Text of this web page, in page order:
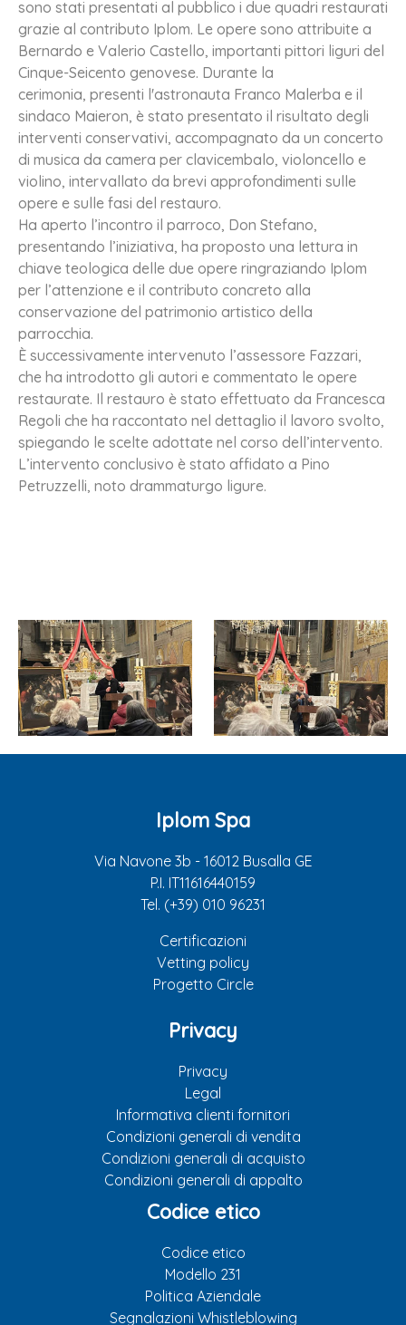
sono stati presentati al pubblico i due quadri restaurati
grazie al contributo Iplom. Le opere sono attribuite a
Bernardo e Valerio Castello, importanti pittori liguri del
Cinque-Seicento genovese. Durante la
cerimonia, presenti l'astronauta Franco Malerba e il
sindaco Maieron, è stato presentato il risultato degli
interventi conservativi, accompagnato da un concerto
di musica da camera per clavicembalo, violoncello e
violino, intervallato da brevi approfondimenti sulle
opere e sulle fasi del restauro.
Ha aperto l’incontro il parroco, Don Stefano,
presentando l’iniziativa, ha proposto una lettura in
chiave teologica delle due opere ringraziando Iplom
per l’attenzione e il contributo concreto alla
conservazione del patrimonio artistico della
parrocchia.
È successivamente intervenuto l’assessore Fazzari,
che ha introdotto gli autori e commentato le opere
restaurate. Il restauro è stato effettuato da Francesca
Regoli che ha raccontato nel dettaglio il lavoro svolto,
spiegando le scelte adottate nel corso dell’intervento.
L’intervento conclusivo è stato affidato a Pino
Petruzzelli, noto drammaturgo ligure.
Iplom Spa
Via Navone 3b - 16012 Busalla GE
P.I. IT11616440159
Tel. (+39) 010 96231
Certificazioni
Vetting policy
Progetto Circle
Privacy
Privacy
Legal
Informativa clienti fornitori
Condizioni generali di vendita
Condizioni generali di acquisto
Condizioni generali di appalto
Codice etico
Codice etico
Modello 231
Politica Aziendale
Segnalazioni Whistleblowing